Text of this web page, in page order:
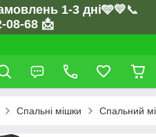
1-3 дні🩵💛📞
08-68 📩
Спальні мішки Спальний